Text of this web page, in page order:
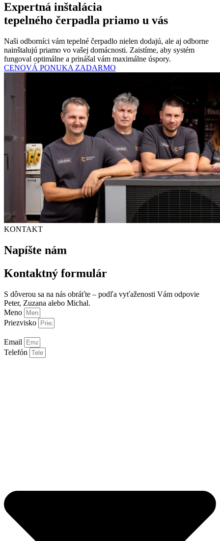
Expertná inštalácia
tepelného čerpadla priamo u vás
Naši odborníci vám tepelné čerpadlo nielen dodajú, ale aj odborne
nainštalujú priamo vo vašej domácnosti. Zaistíme, aby systém
fungoval optimálne a prinášal vám maximálne úspory.
CENOVÁ PONUKA ZADARMO
KONTAKT
Napíšte nám
Kontaktný formulár
S dôverou sa na nás obráťte – podľa vyťaženosti Vám odpovie
Peter, Zuzana alebo Michal.
Meno
Priezvisko
Email
Telefón